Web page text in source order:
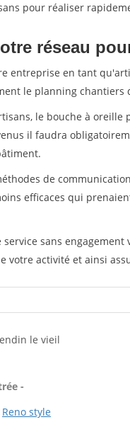
pour réaliser
réseau
entreprise en tant
le planning
le bouche à
il faudra
de
efficaces qui
sans
votre activité et ainsi
le vieil
-
Reno style